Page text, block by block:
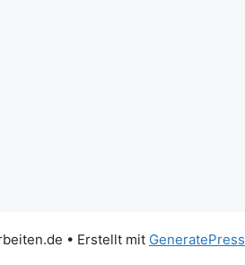
• Erstellt mit GeneratePress